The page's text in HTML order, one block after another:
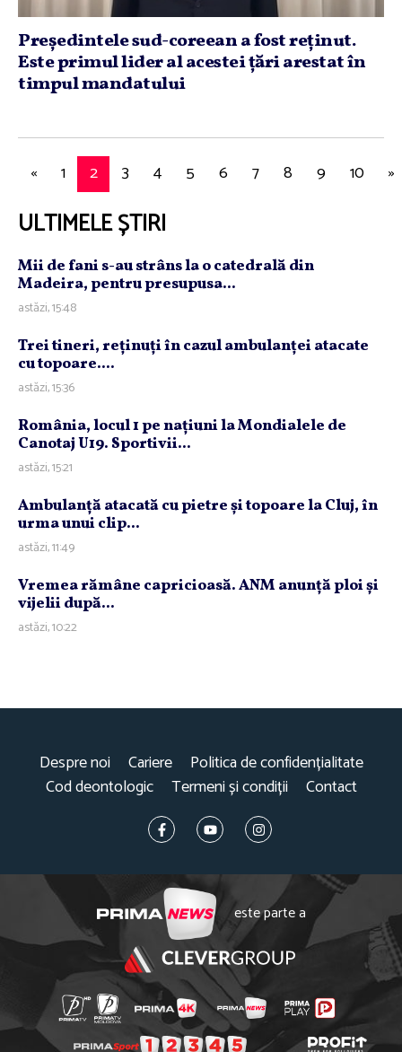
Preşedintele sud-coreean a fost reţinut.
Este primul lider al acestei ţări arestat în
timpul mandatului
« 1 2 3 4 5 6 7 8 9 10 »
ULTIMELE ȘTIRI
Mii de fani s-au strâns la o catedrală din
Madeira, pentru presupusa...
astăzi, 15:48
Trei tineri, reţinuţi în cazul ambulanţei atacate
cu topoare....
astăzi, 15:36
România, locul 1 pe naţiuni la Mondialele de
Canotaj U19. Sportivii...
astăzi, 15:21
Ambulanţă atacată cu pietre şi topoare la Cluj, în
urma unui clip...
astăzi, 11:49
Vremea rămâne capricioasă. ANM anunţă ploi şi
vijelii după...
astăzi, 10:22
Despre noi Cariere
Politica de confidențialitate
Cod deontologic
Termeni și condiții Contact
este parte a